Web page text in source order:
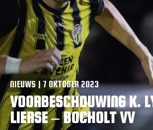
NIEUWS | 7 OKTOBER 2023
VOORBESCHOUWING K.
LIERSE – BOCHOLT VV